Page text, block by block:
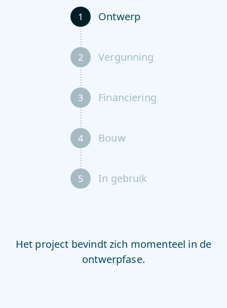
1 Ontwerp
2 Vergunning
3 Financiering
4 Bouw
5 In gebruik
Het project bevindt zich momenteel in de
ontwerpfase.